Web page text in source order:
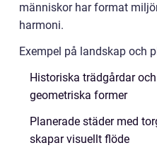
människor har format
harmoni.
Exempel på landskap och
Historiska trädgårdar
geometriska former
Planerade städer med
skapar visuellt flöde